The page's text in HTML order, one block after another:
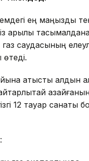
ең маңызды
арқылы
саудасының
қатысты алдын
12 тауар санаты